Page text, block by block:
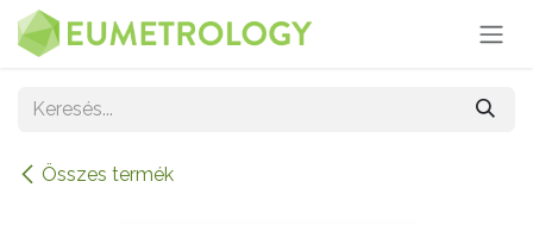
Kihagyás és továbblépés a tartalomhoz
Összes termék